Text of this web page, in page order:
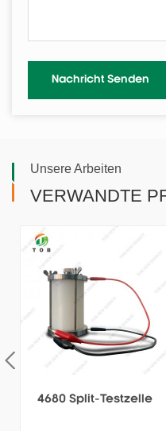
Unsere Arbeiten
VERWANDTE
Split-Testzelle